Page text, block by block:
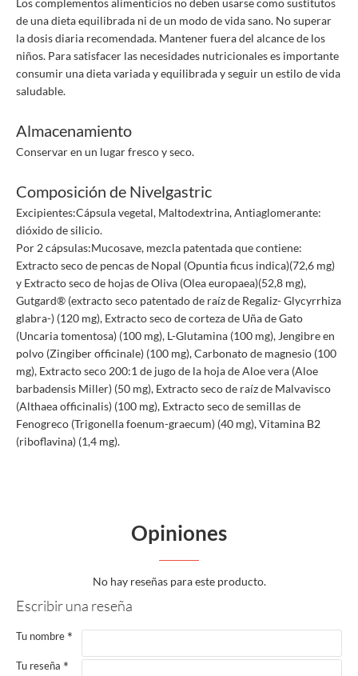
Los complementos alimenticios no deben usarse como sustitutos
de una dieta equilibrada ni de un modo de vida sano. No superar
la dosis diaria recomendada. Mantener fuera del alcance de los
niños. Para satisfacer las necesidades nutricionales es importante
consumir una dieta variada y equilibrada y seguir un estilo de vida
saludable.
Almacenamiento
Conservar en un lugar fresco y seco.
Composición de Nivelgastric
Excipientes:Cápsula vegetal, Maltodextrina, Antiaglomerante:
dióxido de silicio.
Por 2 cápsulas:Mucosave, mezcla patentada que contiene:
Extracto seco de pencas de Nopal (Opuntia ficus indica)(72,6 mg)
y Extracto seco de hojas de Oliva (Olea europaea)(52,8 mg),
Gutgard® (extracto seco patentado de raíz de Regaliz- Glycyrrhiza
glabra-) (120 mg), Extracto seco de corteza de Uña de Gato
(Uncaria tomentosa) (100 mg), L-Glutamina (100 mg), Jengibre en
polvo (Zingiber officinale) (100 mg), Carbonato de magnesio (100
mg), Extracto seco 200:1 de jugo de la hoja de Aloe vera (Aloe
barbadensis Miller) (50 mg), Extracto seco de raíz de Malvavisco
(Althaea officinalis) (100 mg), Extracto seco de semillas de
Fenogreco (Trigonella foenum-graecum) (40 mg), Vitamina B2
(riboflavina) (1,4 mg).
Opiniones
No hay reseñas para este producto.
Escribir una reseña
Tu nombre
Tu reseña